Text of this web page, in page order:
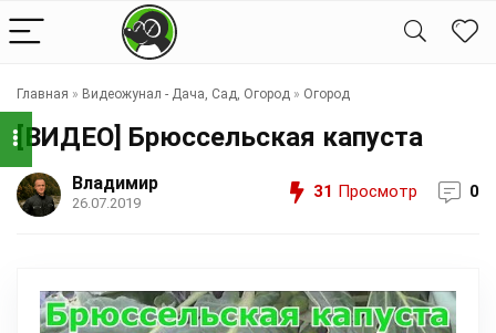
Главная » Видеожунал - Дача, Сад, Огород » Огород
[ВИДЕО] Брюссельская капуста
Владимир
26.07.2019
31 Просмотр 0